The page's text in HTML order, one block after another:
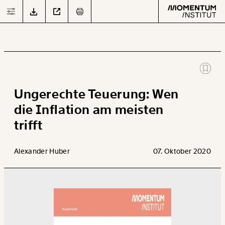
Arbeit
Verteilung
Klima
Datensätze
second
Ungerechte Teuerung: Wen
die Inflation am meisten
trifft
Alexander Huber 07. Oktober 2020
JETZT